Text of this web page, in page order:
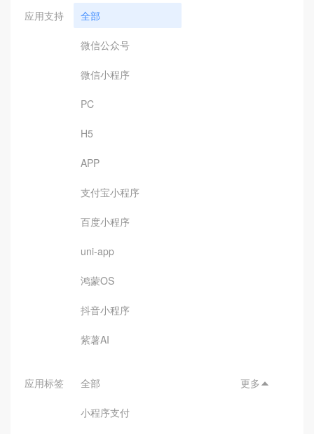
应用支持 全部
微信公众号
微信小程序
PC
H5
APP
支付宝小程序
百度小程序
uni-app
鸿蒙OS
抖音小程序
紫薯AI
应用标签 全部
小程序支付
更多 